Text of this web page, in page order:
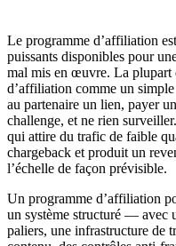
Le programme d’affiliation
puissants disponibles pour
mal mis en œuvre. La plupart
d’affiliation comme un
au partenaire un lien, payer
challenge, et ne rien
qui attire du trafic de faible
chargeback et produit un
l’échelle de façon prévisible.
Un programme d’affiliation
un système structuré — avec
paliers, une infrastructure de